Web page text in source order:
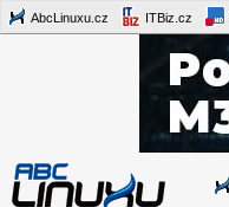
AbcLinuxu.cz ITBiz.cz